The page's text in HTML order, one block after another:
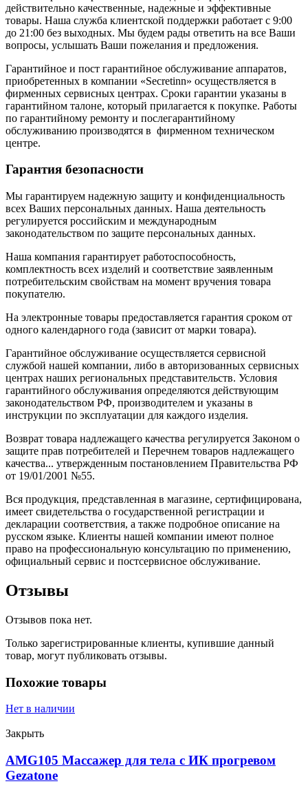
действительно качественные, надежные и эффективные
товары. Наша служба клиентской поддержки работает с 9:00
до 21:00 без выходных. Мы будем рады ответить на все Ваши
вопросы, услышать Ваши пожелания и предложения.
Гарантийное и пост гарантийное обслуживание аппаратов,
приобретенных в компании «Secretinn» осуществляется в
фирменных сервисных центрах. Сроки гарантии указаны в
гарантийном талоне, который прилагается к покупке. Работы
по гарантийному ремонту и послегарантийному
обслуживанию производятся в фирменном техническом
центре.
Гарантия безопасности
Мы гарантируем надежную защиту и конфиденциальность
всех Ваших персональных данных. Наша деятельность
регулируется российским и международным
законодательством по защите персональных данных.
Наша компания гарантирует работоспособность,
комплектность всех изделий и соответствие заявленным
потребительским свойствам на момент вручения товара
покупателю.
На электронные товары предоставляется гарантия сроком от
одного календарного года (зависит от марки товара).
Гарантийное обслуживание осуществляется сервисной
службой нашей компании, либо в авторизованных сервисных
центрах наших региональных представительств. Условия
гарантийного обслуживания определяются действующим
законодательством РФ, производителем и указаны в
инструкции по эксплуатации для каждого изделия.
Возврат товара надлежащего качества регулируется Законом о
защите прав потребителей и Перечнем товаров надлежащего
качества... утвержденным постановлением Правительства РФ
от 19/01/2001 №55.
Вся продукция, представленная в магазине, сертифицирована,
имеет свидетельства о государственной регистрации и
декларации соответствия, а также подробное описание на
русском языке. Клиенты нашей компании имеют полное
право на профессиональную консультацию по применению,
официальный сервис и постсервисное обслуживание.
Отзывы
Отзывов пока нет.
Только зарегистрированные клиенты, купившие данный
товар, могут публиковать отзывы.
Похожие товары
Нет в наличии
Закрыть
AMG105 Массажер для тела с ИК прогревом
Gezatone